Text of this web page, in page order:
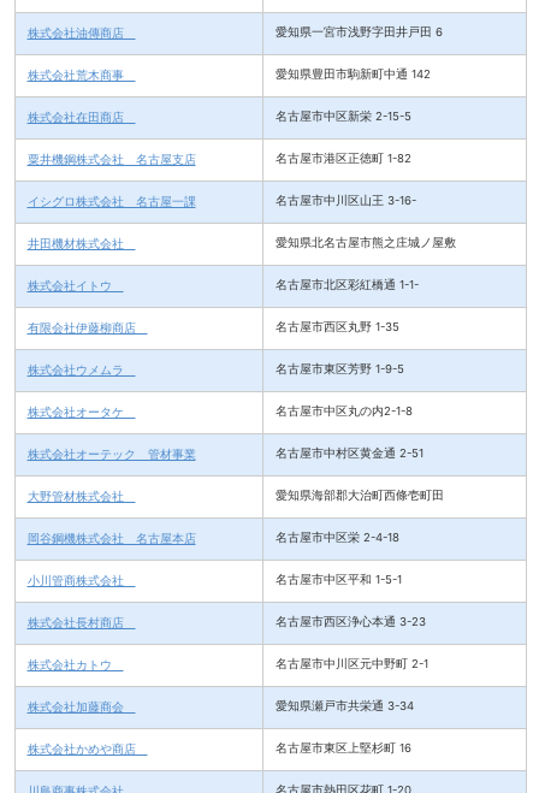
株式会社油傳商店 愛知県一宮市浅野字田井戸田 6
株式会社荒木商事 愛知県豊田市駒新町中通 142
株式会社在田商店 名古屋市中区新栄 2-15-5
粟井機鋼株式会社 名古屋支店 名古屋市港区正徳町 1-82
イシグロ株式会社 名古屋一課 名古屋市中川区山王 3-16-
井田機材株式会社 愛知県北名古屋市熊之庄城ノ屋敷
株式会社イトウ 名古屋市北区彩紅橋通 1-1-
有限会社伊藤柳商店 名古屋市西区丸野 1-35
株式会社ウメムラ 名古屋市東区芳野 1-9-5
株式会社オータケ 名古屋市中区丸の内2-1-8
株式会社オーテック 管材事業 名古屋市中村区黄金通 2-51
大野管材株式会社 愛知県海部郡大治町西條壱町田
岡谷鋼機株式会社 名古屋本店 名古屋市中区栄 2-4-18
小川管商株式会社 名古屋市中区平和 1-5-1
株式会社長村商店 名古屋市西区浄心本通 3-23
株式会社カトウ 名古屋市中川区元中野町 2-1
株式会社加藤商会 愛知県瀬戸市共栄通 3-34
株式会社かめや商店 名古屋市東区上堅杉町 16
名古屋市熱田区花町 1-20